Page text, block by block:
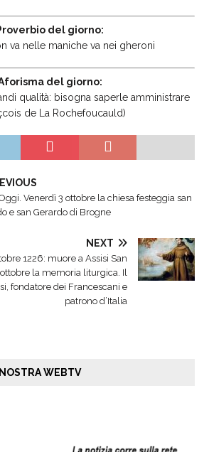
del giorno:
va nelle maniche va nei gheroni
del giorno:
qualità: bisogna saperle amministrare
de La Rochefoucauld)
Venerdì 3 ottobre la chiesa festeggia san
e san Gerardo di Brogne
NEXT
1226: muore a Assisi San
la memoria liturgica. Il
fondatore dei Francescani e
patrono d’Italia
WEBTV